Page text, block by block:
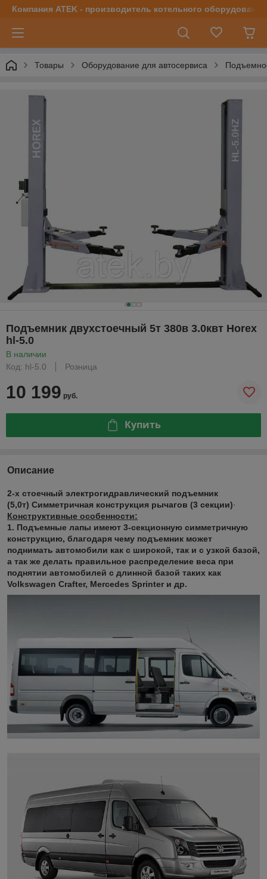
Компания ATEK - производитель котельного оборудования
Товары Оборудование для автосервиса
Подъемник двухстоечный 5т 380в 3.0квт Horex
hl-5.0
В наличии
Код: hl-5.0
Розница
10 199 руб.
Купить
Описание
2-х стоечный электрогидравлический подъемник
(5,0т) Симметричная конструкция рычагов (3 секции)·
Конструктивные особенности:
1. Подъемные лапы имеют 3-секционную симметричную
конструкцию, благодаря чему подъемник может
поднимать автомобили как с широкой, так и с узкой базой,
а так же делать правильное распределение веса при
поднятии автомобилей с длинной базой таких как
Volkswagen Crafter, Mercedes Sprinter и др.